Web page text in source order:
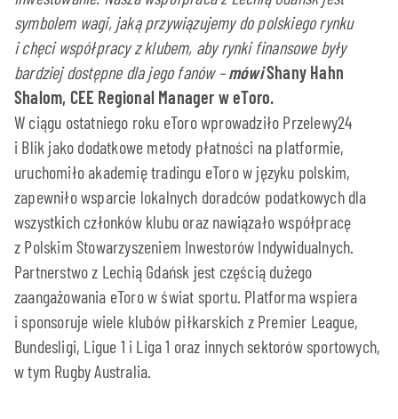
symbolem wagi, jaką przywiązujemy do polskiego rynku
i chęci współpracy z klubem, aby rynki finansowe były
bardziej dostępne dla jego fanów –mówiShany Hahn
Shalom, CEE Regional Manager w eToro.
W ciągu ostatniego roku eToro wprowadziło Przelewy24
i Blik jako dodatkowe metody płatności na platformie,
uruchomiło akademię tradingu eToro w języku polskim,
zapewniło wsparcie lokalnych doradców podatkowych dla
wszystkich członków klubu oraz nawiązało współpracę
z Polskim Stowarzyszeniem Inwestorów Indywidualnych.
Partnerstwo z Lechią Gdańsk jest częścią dużego
zaangażowania eToro w świat sportu. Platforma wspiera
i sponsoruje wiele klubów piłkarskich z Premier League,
Bundesligi, Ligue 1 i Liga 1 oraz innych sektorów sportowych,
w tym Rugby Australia.